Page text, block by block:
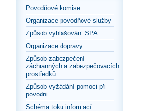
Povodňové komise
Organizace povodňové služby
Způsob vyhlašování SPA
Organizace dopravy
Způsob zabezpečení
záchranných a zabezpečovacích
prostředků
Způsob vyžádání pomoci při
povodni
Schéma toku informací